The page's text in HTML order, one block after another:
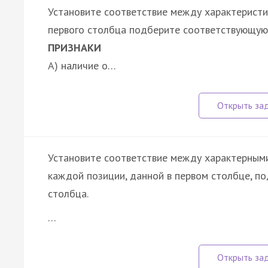
Установите соответствие между
первого столбца подберите
ПРИЗНАКИ
А) наличие о…
Установите соответствие между
каждой позиции, данной в первом столбце,
столбца.
…